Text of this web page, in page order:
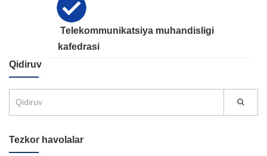
Telekommunikatsiya muhandisligi
kafedrasi
Qidiruv
Tezkor havolalar